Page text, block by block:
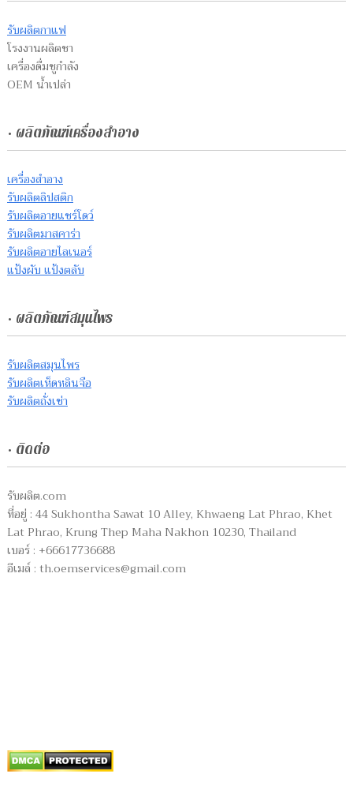
รับผลิตกาแฟ
โรงงานผลิตชา
เครื่องดื่มชูกำลัง
OEM น้ำเปล่า
• ผลิตภัณฑ์เครื่องสำอาง
เครื่องสำอาง
รับผลิตลิปสติก
รับผลิตอายแชร์โดว์
รับผลิตมาสคาร่า
รับผลิตอายไลเนอร์
แป้งผับ แป้งตลับ
• ผลิตภัณฑ์สมุนไพร
รับผลิตสมุนไพร
รับผลิตเห็ดหลินจือ
รับผลิตถั่งเช่า
• ติดต่อ
รับผลิต.com
ที่อยู่ : 44 Sukhontha Sawat 10 Alley, Khwaeng Lat Phrao, Khet
Lat Phrao, Krung Thep Maha Nakhon 10230, Thailand
เบอร์ : +66617736688
อีเมล์ : th.oemservices@gmail.com